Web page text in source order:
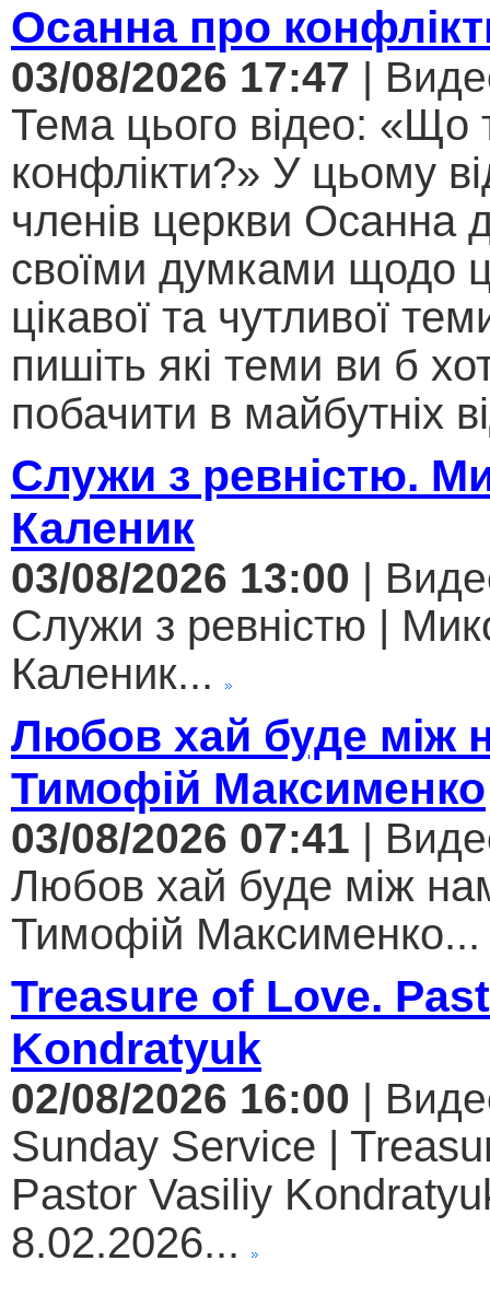
Осанна про
03/08/2026 17:47 |
Тема цього відео: «Що
конфлікти?» У цьому
членів церкви Осанна
своїми думками щодо
цікавої та чутливої
пишіть які теми ви б
побачити в майбутніх
Служи з ревністю.
Каленик
03/08/2026 13:00 |
Служи з ревністю |
Каленик...
Любов хай буде між
Тимофій Максименко
03/08/2026 07:41 |
Любов хай буде між
Тимофій Максименко...
Treasure of Love.
Kondratyuk
02/08/2026 16:00 |
Sunday Service |
Pastor Vasiliy
8.02.2026...